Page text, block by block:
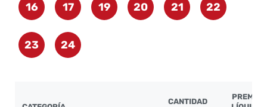
16 17 19 20 21 22
23 24
CANTIDAD
PREMIO